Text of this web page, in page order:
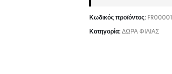
Κωδικός προϊόντος: FR00001
Κατηγορία:ΔΩΡΑ ΦΙΛΙΑΣ